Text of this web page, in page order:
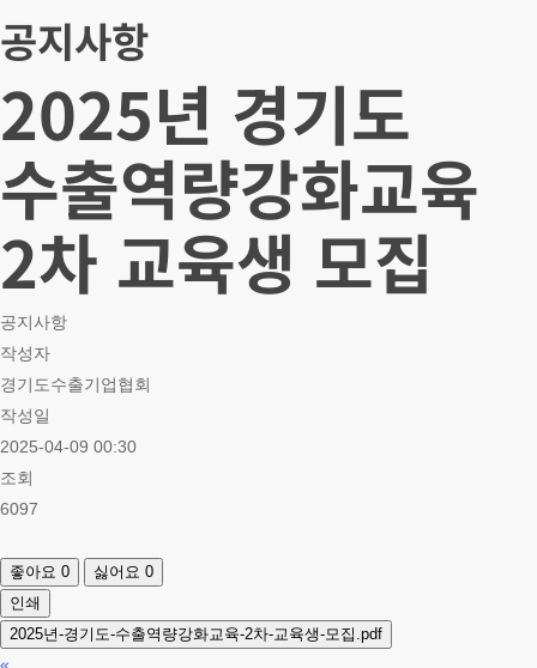
공지사항
2025년 경기도
수출역량강화교육
2차 교육생 모집
공지사항
작성자
경기도수출기업협회
작성일
2025-04-09 00:30
조회
6097
좋아요 0 싫어요 0
인쇄
2025년-경기도-수출역량강화교육-2차-교육생-모집.pdf
«